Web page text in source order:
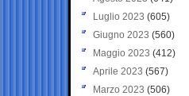
Luglio 2023 (605)
Giugno 2023 (560)
Maggio 2023 (412)
Aprile 2023 (567)
Marzo 2023 (506)